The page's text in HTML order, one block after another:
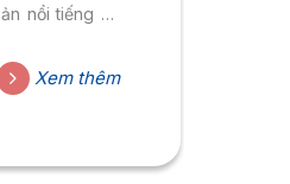
nổi tiếng về
Xem thêm